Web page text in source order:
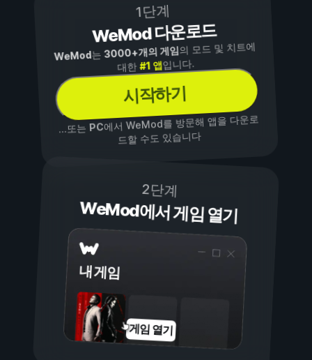
1단계
WeMod 다운로드
WeMod는3000+개의 게임의 모드 및 치트에
대한#1 앱입니다.
시작하기
...또는PC에서 WeMod를 방문해 앱을 다운로
드할 수도 있습니다
2단계
WeMod에서 게임 열기
내 게임
게임 열기